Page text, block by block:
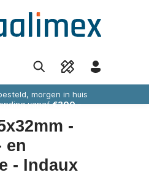
morgen in huis
vanaf€300,-
-
en
- Indaux